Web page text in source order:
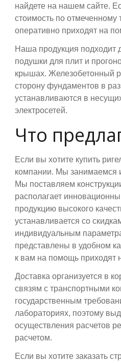
найдете на нашем сайте.
стоимость по
оперативно приходят на
Наша продукция подходит
подушки для плит и
крышах. Железобетонный
сторону фундаментов в
устанавливаются в
электросетей.
Что
Если вы хотите купить
компании. Мы занимаемся
Мы поставляем
располагает
продукцию высокого
устанавливается со
индивидуальным
представлены в удобном
к вам на помощь приходят
Доставка организуется в
связям с транспортными
государственным
лабораториях, поэтому
осуществления расчетов
расчетом.
Если вы хотите заказать